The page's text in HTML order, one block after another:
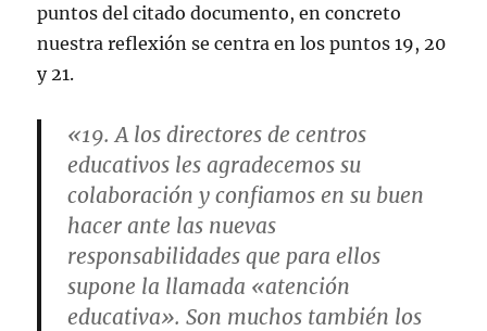
puntos del citado documento, en concreto
nuestra reflexión se centra en los puntos 19, 20
y 21.
«19. A los directores de centros
educativos les agradecemos su
colaboración y confiamos en su buen
hacer ante las nuevas
responsabilidades que para ellos
supone la llamada «atención
educativa». Son muchos también los